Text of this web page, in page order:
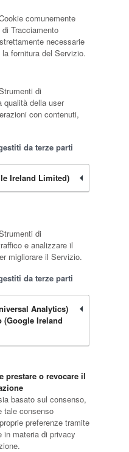
comunemente
Tracciamento
necessarie
fornitura del Servizio.
di
qualità della user
con contenuti,
da terze parti
Ireland Limited)
di
e analizzare il
migliorare il Servizio.
da terze parti
Analytics)
(Google Ireland
prestare o revocare il
basato sul consenso,
tale consenso
preferenze tramite
in materia di privacy